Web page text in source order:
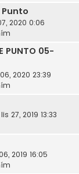
2020 0:06
PUNTO 05-
2020 23:39
27, 2019 13:33
2019 16:05